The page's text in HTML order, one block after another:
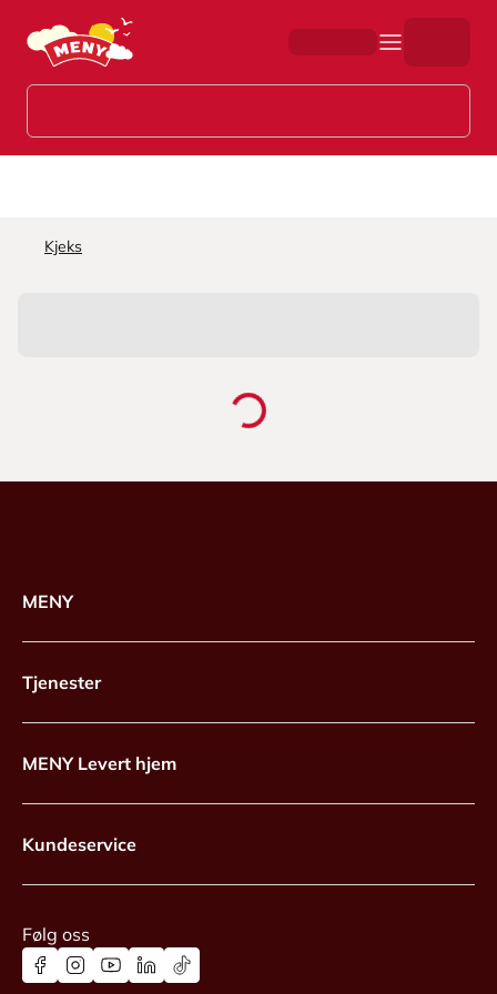
Hopp til hovedinnhold
Kjeks
MENY
Tjenester
MENY Levert hjem
Kundeservice
Følg oss